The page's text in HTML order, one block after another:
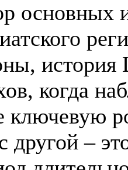
основных
когда
ключевую
–